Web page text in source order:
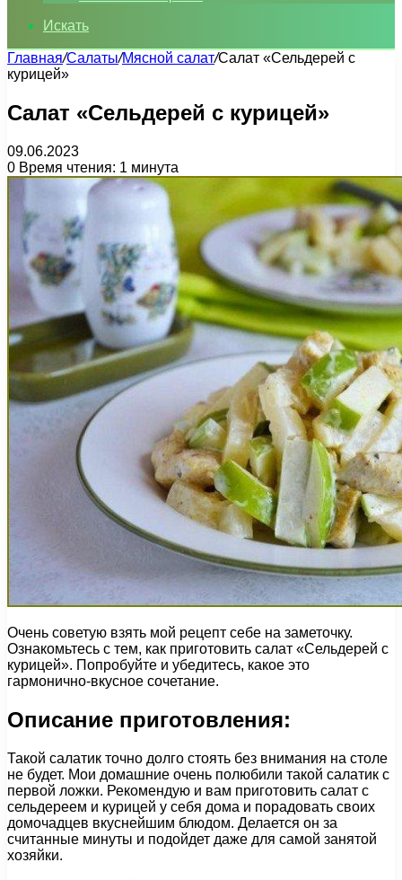
Искать
Главная/Салаты/Мясной салат/Салат «Сельдерей с
курицей»
Салат «Сельдерей с курицей»
09.06.2023
0 Время чтения: 1 минута
Очень советую взять мой рецепт себе на заметочку.
Ознакомьтесь с тем, как приготовить салат «Сельдерей с
курицей». Попробуйте и убедитесь, какое это
гармонично-вкусное сочетание.
Описание приготовления:
Такой салатик точно долго стоять без внимания на столе
не будет. Мои домашние очень полюбили такой салатик с
первой ложки. Рекомендую и вам приготовить салат с
сельдереем и курицей у себя дома и порадовать своих
домочадцев вкуснейшим блюдом. Делается он за
считанные минуты и подойдет даже для самой занятой
хозяйки.